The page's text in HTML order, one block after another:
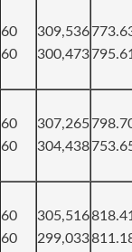
60
60
309,536
300,473
60
60
307,265
304,438
60
60
305,516
299,033